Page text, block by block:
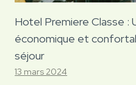
Hotel Premiere Classe :
économique et
séjour
13 mars 2024